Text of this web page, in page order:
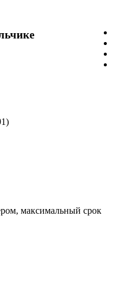
)
максимальный срок